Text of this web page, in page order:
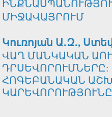
ՄԻՋԱՎԱՅՐՈՒՄ
Կուռոյան Ա․Զ․,
ՎԱՂ ՄԱՆԿԱԿԱՆ
ԴՐՍԵՎՈՐՈՒՄՆԵՐԸ:
ՀՈԳԵԲԱՆԱԿԱՆ
ԿԱՐԵՎՈՐՈՒԹՅՈՒՆԸ